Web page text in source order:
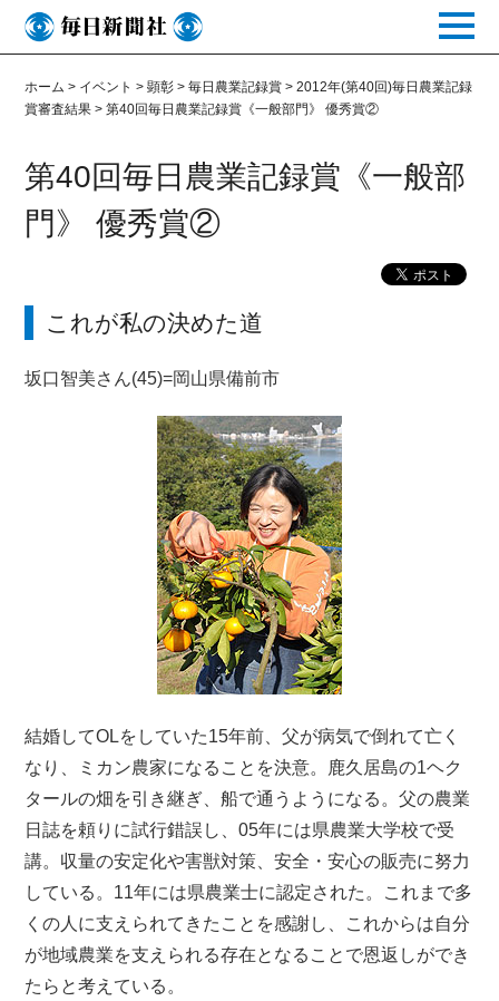
toggle
ホーム > イベント >顕彰 >毎日農業記録賞 >2012年(第40回)毎日農業記録
賞審査結果 >第40回毎日農業記録賞《一般部門》 優秀賞②
第40回毎日農業記録賞《一般部
門》 優秀賞②
これが私の決めた道
坂口智美さん(45)=岡山県備前市
結婚してOLをしていた15年前、父が病気で倒れて亡く
なり、ミカン農家になることを決意。鹿久居島の1ヘク
タールの畑を引き継ぎ、船で通うようになる。父の農業
日誌を頼りに試行錯誤し、05年には県農業大学校で受
講。収量の安定化や害獣対策、安全・安心の販売に努力
している。11年には県農業士に認定された。これまで多
くの人に支えられてきたことを感謝し、これからは自分
が地域農業を支えられる存在となることで恩返しができ
たらと考えている。